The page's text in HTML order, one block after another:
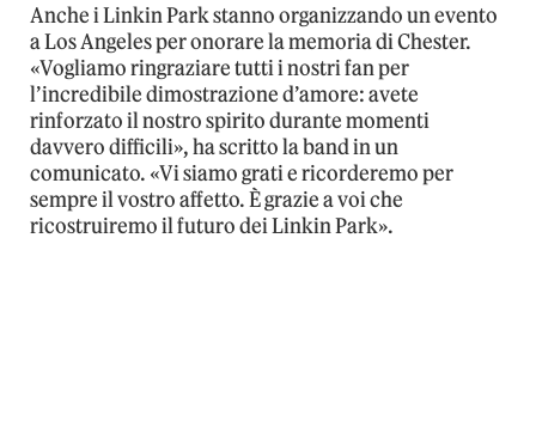
Anche i Linkin Park stanno organizzando un evento
a Los Angeles per onorare la memoria di Chester.
«Vogliamo ringraziare tutti i nostri fan per
l’incredibile dimostrazione d’amore: avete
rinforzato il nostro spirito durante momenti
davvero difficili», ha scritto la band in un
comunicato. «Vi siamo grati e ricorderemo per
sempre il vostro affetto. È grazie a voi che
ricostruiremo il futuro dei Linkin Park».